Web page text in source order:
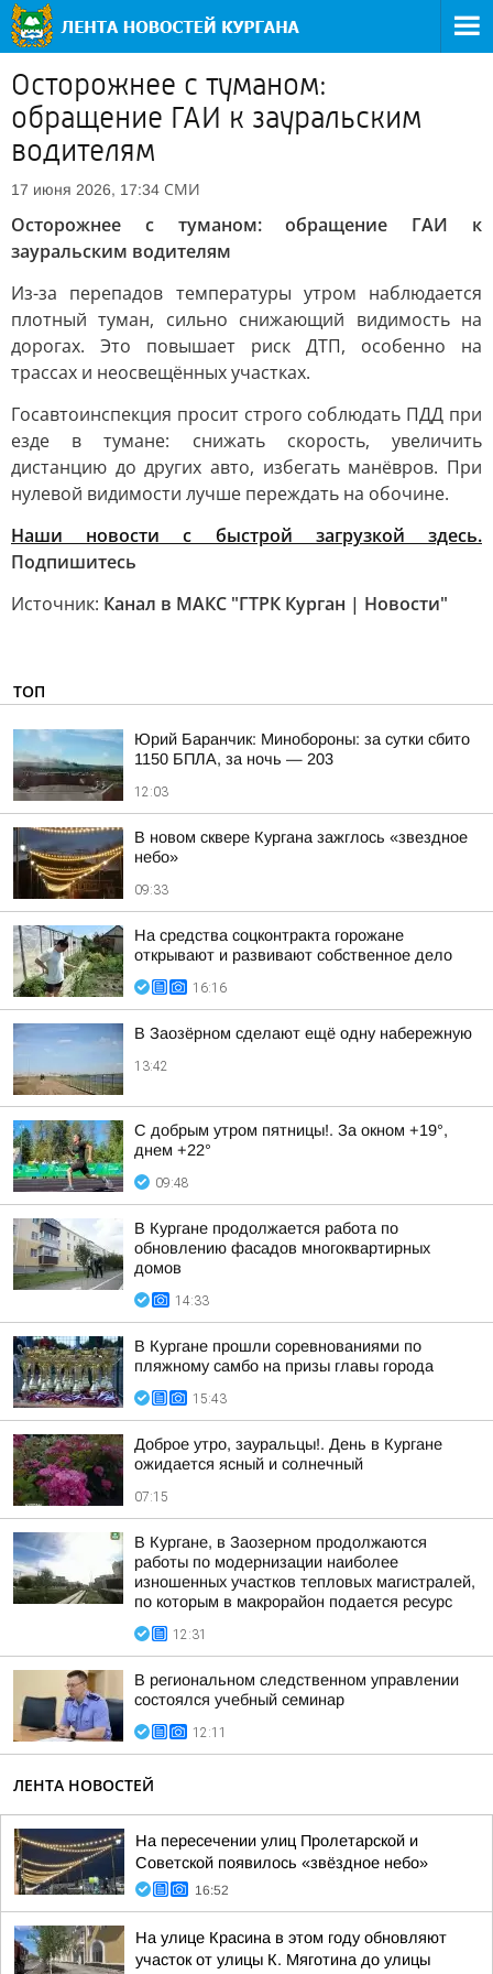
Осторожнее с туманом:
обращение ГАИ к зауральским
водителям
17 июня 2026, 17:34 СМИ
Осторожнее с туманом: обращение ГАИ к
зауральским водителям
Из-за перепадов температуры утром наблюдается
плотный туман, сильно снижающий видимость на
дорогах. Это повышает риск ДТП, особенно на
трассах и неосвещённых участках.
Госавтоинспекция просит строго соблюдать ПДД при
езде в тумане: снижать скорость, увеличить
дистанцию до других авто, избегать манёвров. При
нулевой видимости лучше переждать на обочине.
Наши новости с быстрой загрузкой здесь.
Подпишитесь
Источник: Канал в МАКС "ГТРК Курган | Новости"
ТОП
Юрий Баранчик: Минобороны: за сутки сбито
1150 БПЛА, за ночь — 203
12:03
В новом сквере Кургана зажглось «звездное
небо»
09:33
На средства соцконтракта горожане
открывают и развивают собственное дело
16:16
В Заозёрном сделают ещё одну набережную
13:42
С добрым утром пятницы!. За окном +19°,
днем +22°
09:48
В Кургане продолжается работа по
обновлению фасадов многоквартирных
домов
14:33
В Кургане прошли соревнованиями по
пляжному самбо на призы главы города
15:43
Доброе утро, зауральцы!. День в Кургане
ожидается ясный и солнечный
07:15
В Кургане, в Заозерном продолжаются
работы по модернизации наиболее
изношенных участков тепловых магистралей,
по которым в макрорайон подается ресурс
12:31
В региональном следственном управлении
состоялся учебный семинар
12:11
ЛЕНТА НОВОСТЕЙ
На пересечении улиц Пролетарской и
Советской появилось «звёздное небо»
16:52
На улице Красина в этом году обновляют
участок от улицы К. Мяготина до улицы